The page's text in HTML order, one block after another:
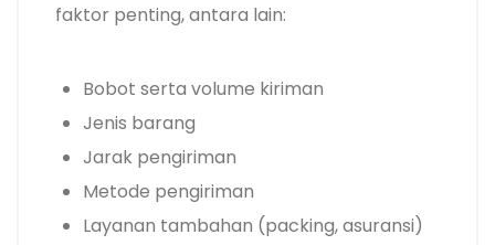
faktor penting, antara lain:
Bobot serta volume kiriman
Jenis barang
Jarak pengiriman
Metode pengiriman
Layanan tambahan (packing, asuransi)